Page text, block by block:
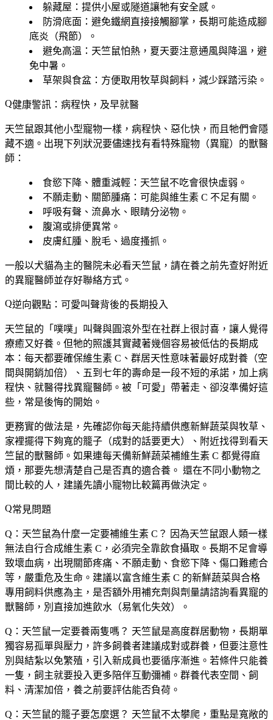
躲藏屋 ：提供小屋或隧道讓牠有安全感。
防滑底面 ：避免鐵網直接接觸腳掌，長期可能造成腳
底炎（飛節）。
避免高溫 ：天竺鼠怕熱，夏天要注意通風與降溫，避
免中暑。
草架與食盆 ：方便取用牧草與飼料，減少踩踏污染。
健康警訊：病程快，及早就醫
天竺鼠跟其他小型寵物一樣，病程快、惡化快，而且牠們會隱
藏不適。出現下列狀況要儘速找有看特殊寵物（異寵）的獸醫
師：
食慾下降、體重減輕 ：天竺鼠不吃會很快虛弱。
不願走動、關節腫痛 ：可能與維生素 C 不足有關。
呼吸有聲、流鼻水、眼睛分泌物 。
腹瀉或排便異常 。
皮膚紅腫、脫毛、過度搔抓 。
一般以犬貓為主的醫院未必看天竺鼠，請在養之前先查好附近
的異寵醫師並存好聯絡方式。
逆向觀點：可愛叫聲背後的長期投入
天竺鼠的「噗噗」叫聲與圓滾外型在社群上很討喜，讓人覺得
療癒又好養。但牠的照護其實藏著幾個容易被低估的長期成
本：每天都要確保維生素 C、群居天性意味著最好成對養（空
間與開銷加倍）、五到七年的壽命是一段不短的承諾，加上病
程快、就醫得找異寵醫師。被「可愛」帶著走、卻沒準備好這
些，常是後悔的開始。
更務實的做法是，先確認你每天能持續供應新鮮蔬菜與牧草、
家裡擺得下夠寬的籠子（成對的話要更大）、附近找得到看天
竺鼠的獸醫師。 如果連每天備新鮮蔬菜補維生素 C 都覺得麻
煩，那要先想清楚自己是否真的適合養。 還在不同小動物之
間比較的人，建議先讀小寵物比較篇再做決定。
常見問題
Q：天竺鼠為什麼一定要補維生素 C？
因為天竺鼠跟人類一樣
無法自行合成維生素 C，必須完全靠飲食攝取。長期不足會導
致壞血病，出現關節疼痛、不願走動、食慾下降、傷口難癒合
等，嚴重危及生命。建議以富含維生素 C 的新鮮蔬菜與合格
專用飼料供應為主，是否額外用補充劑與劑量請諮詢看異寵的
獸醫師，別直接加進飲水（易氧化失效）。
Q：天竺鼠一定要養兩隻嗎？ 天竺鼠是高度群居動物，長期單
獨容易孤單與壓力，許多飼養者建議成對或群養，但要注意性
別與結紮以免繁殖，引入新成員也要循序漸進。若條件只能養
一隻，飼主就要投入更多陪伴互動彌補。群養代表空間、飼
料、清潔加倍，養之前要評估能否負荷。
Q：天竺鼠的籠子要怎麼選？ 天竺鼠不太攀爬，重點是寬敞的